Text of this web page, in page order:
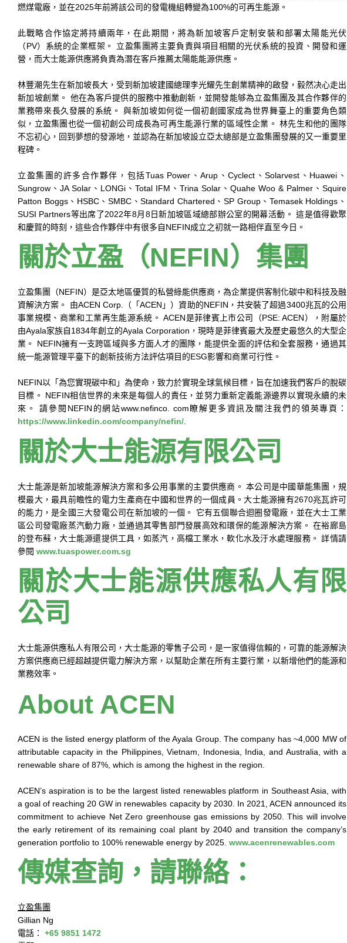
燃煤電廠，並在2025年前將該公司的發電機組轉變為100%的可再生能源。
此戰略合作協定將持續兩年，在此期間，將為新加坡客戶定制安裝和部署太陽能光伏
（PV）系統的企業框架。 立盈集團將主要負責與項目相關的光伏系統的投資、開發和運
營，而大士能源供應將負責為潛在客戶推薦太陽能能源供應。
林豐潮先生在新加坡長大，受到新加坡建國總理李光耀先生創業精神的啟發，毅然决心走出
新加坡創業。 他在為客戶提供的服務中推動創新，並開發能够為立盈集團及其合作夥伴的
業務帶來長久發展的系統。 與新加坡如何從一個初創國家成為世界舞臺上的重要角色類
似，立盈集團也從一個初創公司成長為可再生能源行業的區域性企業。 林先生和他的團隊
不忘初心，回到夢想的發源地，並認為在新加坡設立亞太總部是立盈集團發展的又一重要里
程碑。
立盈集團的許多合作夥伴，包括Tuas Power、Arup、Cyclect、Solarvest、Huawei、
Sungrow、JA Solar、LONGi、Total IFM、Trina Solar、Quahe Woo & Palmer、Squire
Patton Boggs、HSBC、SMBC、Standard Chartered、SP Group、Temasek Holdings、
SUSI Partners等出席了2022年8月8日新加坡區域總部辦公室的開幕活動。 這是值得歡聚
和慶賀的時刻，這些合作夥伴中有很多自NEFIN成立之初就一路相伴直至今日。
關於立盈（NEFIN）集團
立盈集團（NEFIN）是亞太地區優質的私營綠能供應商，為企業提供客制化碳中和科技及融
資解決方案。 由ACEN Corp.（「ACEN」）資助的NEFIN，共安裝了超過3400兆瓦的公用
事業規模、商業和工業再生能源系統。 ACEN是菲律賓上市公司（PSE: ACEN），附屬於
由Ayala家族自1834年創立的Ayala Corporation，現時是菲律賓最大及歷史最悠久的大型企
業。 NEFIN擁有一支跨區域與多方面人才的團隊，能提供全面的評估和全套服務，通過其
統一能源管理平臺下的創新技術方法評估項目的ESG影響和商業可行性。
NEFIN以「為您實現碳中和」為使命，致力於實現全球氣候目標，旨在加速我們客戶的脫碳
目標。 NEFIN相信世界的未來是每個人的責任，並努力重新定義能源邊界以實現永續的未
來。 請參閱NEFIN的網站www.nefinco. com瞭解更多資訊及關注我們的領英專頁：
https://www.linkedin.com/company/nefin/.
關於大士能源有限公司
大士能源是新加坡能源解決方案和多公用事業的主要供應商。 本公司是中國華能集團，規
模最大，最具前瞻性的電力生產商在中國和世界的一個成員。大士能源擁有2670兆瓦許可
的能力，是全國三大發電公司在新加坡的一個。 它有五個聯合迴圈發電廠，並在大士工業
區公司發電廠蒸汽動力廠，並通過其零售部門發展高效和環保的能源解決方案。 在裕廊島
的登布蘇，大士能源還提供工具，如蒸汽，高檔工業水，軟化水及汙水處理服務。 詳情請
參閱 www.tuaspower.com.sg
關於大士能源供應私人有限
公司
大士能源供應私人有限公司，大士能源的零售子公司，是一家值得信賴的，可靠的能源解決
方案供應商已經超越提供電力解決方案，以幫助企業在所有主要行業，以新增他們的能源和
業務效率。
About ACEN
ACEN is the listed energy platform of the Ayala Group. The company has ~4,000 MW of
attributable capacity in the Philippines, Vietnam, Indonesia, India, and Australia, with a
renewable share of 87%, which is among the highest in the region.
ACEN’s aspiration is to be the largest listed renewables platform in Southeast Asia, with
a goal of reaching 20 GW in renewables capacity by 2030. In 2021, ACEN announced its
commitment to achieve Net Zero greenhouse gas emissions by 2050. This will involve
the early retirement of its remaining coal plant by 2040 and transition the company’s
generation portfolio to 100% renewable energy by 2025. www.acenrenewables.com
傳媒查詢，請聯絡：
立盈集團
Gillian Ng
電話： +65 9851 1472